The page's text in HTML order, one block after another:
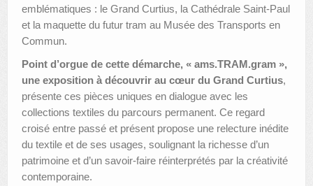
emblématiques : le Grand Curtius, la Cathédrale Saint-Paul
et la maquette du futur tram au Musée des Transports en
Commun.
Point d’orgue de cette démarche, « ams.TRAM.gram »,
une exposition à découvrir au cœur du Grand Curtius,
présente ces pièces uniques en dialogue avec les
collections textiles du parcours permanent. Ce regard
croisé entre passé et présent propose une relecture inédite
du textile et de ses usages, soulignant la richesse d’un
patrimoine et d’un savoir-faire réinterprétés par la créativité
contemporaine.